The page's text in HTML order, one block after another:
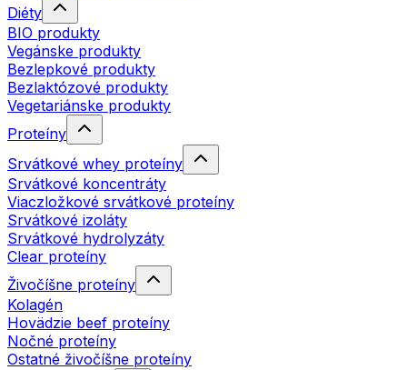
Diéty
BIO produkty
Vegánske produkty
Bezlepkové produkty
Bezlaktózové produkty
Vegetariánske produkty
Proteíny
Srvátkové whey proteíny
Srvátkové koncentráty
Viaczložkové srvátkové proteíny
Srvátkové izoláty
Srvátkové hydrolyzáty
Clear proteíny
Živočíšne proteíny
Kolagén
Hovädzie beef proteíny
Nočné proteíny
Ostatné živočíšne proteíny